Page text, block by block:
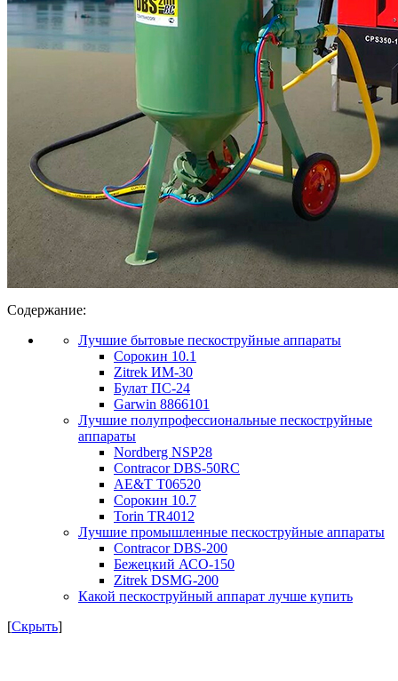
Содержание:
Лучшие бытовые пескоструйные аппараты
Сорокин 10.1
Zitrek ИМ-30
Булат ПС-24
Garwin 8866101
Лучшие полупрофессиональные пескоструйные
аппараты
Nordberg NSP28
Contracor DBS-50RC
AE&T T06520
Сорокин 10.7
Torin TR4012
Лучшие промышленные пескоструйные аппараты
Contracor DBS-200
Бежецкий АСО-150
Zitrek DSMG-200
Какой пескоструйный аппарат лучше купить
[Скрыть]